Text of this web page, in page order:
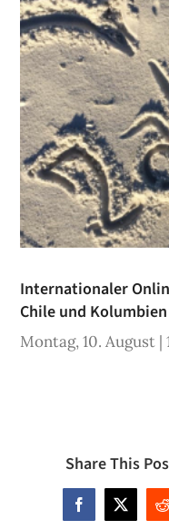
Internationaler
Chile und Kolumbien
Montag, 10. August |
Share This
Facebook
X